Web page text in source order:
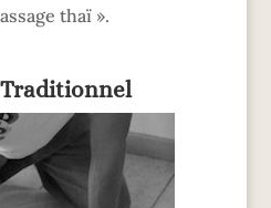
thaï ».
Traditionnel